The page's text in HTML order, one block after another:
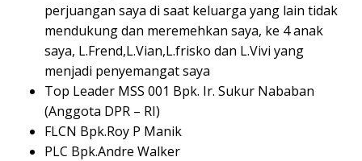
perjuangan saya di saat keluarga yang lain tidak
mendukung dan meremehkan saya, ke 4 anak
saya, L.Frend,L.Vian,L.frisko dan L.Vivi yang
menjadi penyemangat saya
Top Leader MSS 001 Bpk. Ir. Sukur Nababan
(Anggota DPR – RI)
FLCN Bpk.Roy P Manik
PLC Bpk.Andre Walker